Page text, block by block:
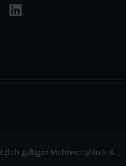
gültigen Mehrwertsteuer &